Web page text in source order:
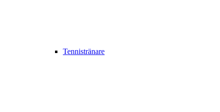
Tennistränare